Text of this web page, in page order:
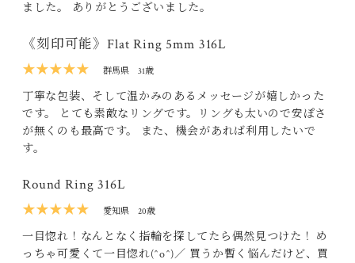
ました。 ありがとうございました。
《刻印可能》Flat Ring 5mm 316L
★★★★★
群馬県 31歳
丁寧な包装、そして温かみのあるメッセージが嬉しかった
です。 とても素敵なリングです。リングも太いので安ぽさ
が無くのも最高です。 また、機会があれば利用したいで
す。
Round Ring 316L
★★★★★
愛知県 20歳
一目惚れ！なんとなく指輪を探してたら偶然見つけた！ め
っちゃ可愛くて一目惚れ(^o^)／ 買うか暫く悩んだけど、買